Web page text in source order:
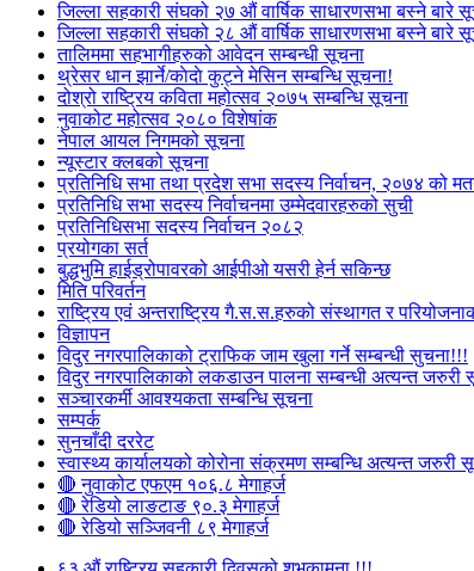
जिल्ला सहकारी संघको २७ औं वार्षिक साधारणसभा बस्ने बारे
जिल्ला सहकारी संघको २८ औं वार्षिक साधारणसभा बस्ने बारे
तालिममा सहभागीहरुको आवेदन सम्बन्धी सूचना
थ्रेसर धान झार्ने/काेदाे कुट्ने मेसिन सम्बन्धि सूचना!
दोश्रो राष्ट्रिय कविता महोत्सव २०७५ सम्बन्धि सूचना
नुवाकोट महोत्सव २०८० विशेषांक
नेपाल आयल निगमको सूचना
न्यूस्टार क्लबको सूचना
प्रतिनिधि सभा तथा प्रदेश सभा सदस्य निर्वाचन, २०७४ को
प्रतिनिधि सभा सदस्य निर्वाचनमा उम्मेदवारहरुको सुची
प्रतिनिधिसभा सदस्य निर्वाचन २०८२
प्रयोगका सर्त
बुद्धभुमि हाईड्रोपावरको आईपीओ यसरी हेर्न सकिन्छ
मिति परिवर्तन
राष्ट्रिय एवं अन्तराष्ट्रिय गै.स.स.हरुको संस्थागत र
विज्ञापन
विदुर नगरपालिकाको ट्राफिक जाम खुला गर्ने सम्बन्धी सुचना!!!
विदुर नगरपालिकाको लकडाउन पालना सम्बन्धी अत्यन्त जरुरी
सञ्चारकर्मी आवश्यकता सम्बन्धि सूचना
सम्पर्क
सुनचाँदी दररेट
स्वास्थ्य कार्यालयको कोरोना संक्रमण सम्बन्धि अत्यन्त जरुरी
🔴 नुवाकोट एफएम १०६.८ मेगाहर्ज
🔴 रेडियो लाङटाङ ९०.३ मेगाहर्ज
🔴 रेडियो सञ्जिवनी ८९ मेगाहर्ज